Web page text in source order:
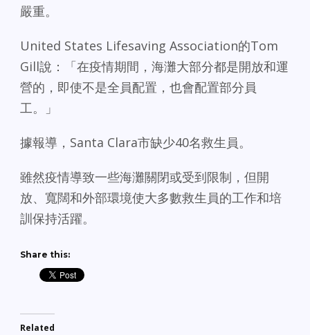
嚴重。
United States Lifesaving Association的Tom
Gill說：「在疫情期間，海灘大部分都是開放和運
營的，即使不是全員配置，也會配置部分員
工。」
據報導，Santa Clara市缺少40名救生員。
雖然疫情導致一些海灘關閉或受到限制，但開
放、寬闊和外部環境使大多數救生員的工作和培
訓保持活躍。
Share this:
Related